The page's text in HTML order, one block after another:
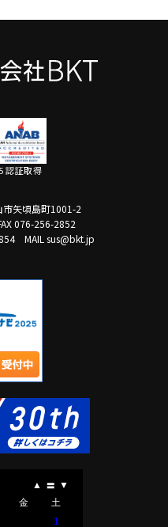
認証取得
矢頃島町1001-2
076-256-2852
MAIL sus@bkt.jp